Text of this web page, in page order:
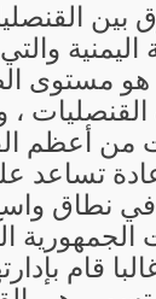
بين
اليمنية
هو مستوى
،
من أعظم
تساعد
في نطاق
الجمهورية
قام